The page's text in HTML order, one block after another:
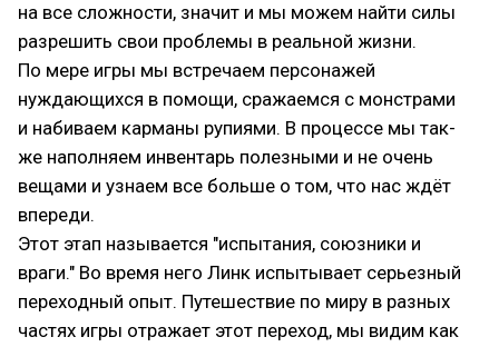
на все сложности, значит и мы можем найти силы
разрешить свои проблемы в реальной жизни.
По мере игры мы встречаем персонажей
нуждающихся в помощи, сражаемся с монстрами
и набиваем карманы рупиями. В процессе мы так-
же наполняем инвентарь полезными и не очень
вещами и узнаем все больше о том, что нас ждёт
впереди.
Этот этап называется "испытания, союзники и
враги." Во время него Линк испытывает серьезный
переходный опыт. Путешествие по миру в разных
частях игры отражает этот переход, мы видим как